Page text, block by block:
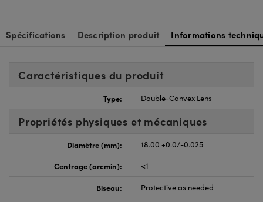
Spécifications Description produit Informations
Caractéristiques du produit
Type: Double-Convex Lens
Propriétés physiques et mécaniques
Diamètre (mm):
18.00 +0.0/-0.025
Centrage (arcmin):
<1
Biseau:
Protective as needed